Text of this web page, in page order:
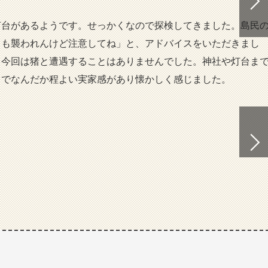
あるようです。せっかくなので探検してきました。島民
襲われんけど注意してね」と、アドバイスをいただきまし
回は猪と遭遇することはありませんでした。神社や灯台ま
んだか程よい実家感があり懐かしく感じました。